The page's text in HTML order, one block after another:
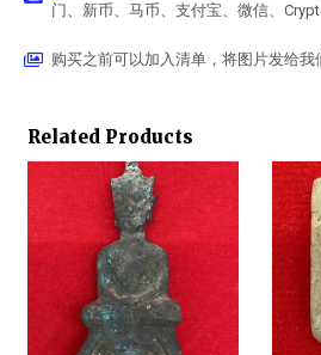
门、新币、马币、支付宝、微信、
购买之前可以加入清单，将图片发给我
Related Products